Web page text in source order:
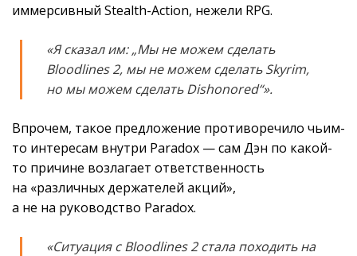
иммерсивный Stealth-Action, нежели RPG.
«Я сказал им: „Мы не можем сделать
Bloodlines 2, мы не можем сделать Skyrim,
но мы можем сделать Dishonored“».
Впрочем, такое предложение противоречило чьим-
то интересам внутри Paradox — сам Дэн по какой-
то причине возлагает ответственность
на «различных держателей акций»,
а не на руководство Paradox.
«Ситуация с Bloodlines 2 стала походить на